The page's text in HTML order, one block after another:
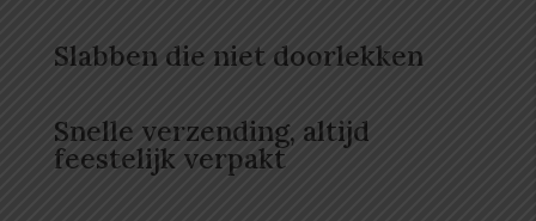
Slabben die niet doorlekken
Snelle verzending, altijd
feestelijk verpakt